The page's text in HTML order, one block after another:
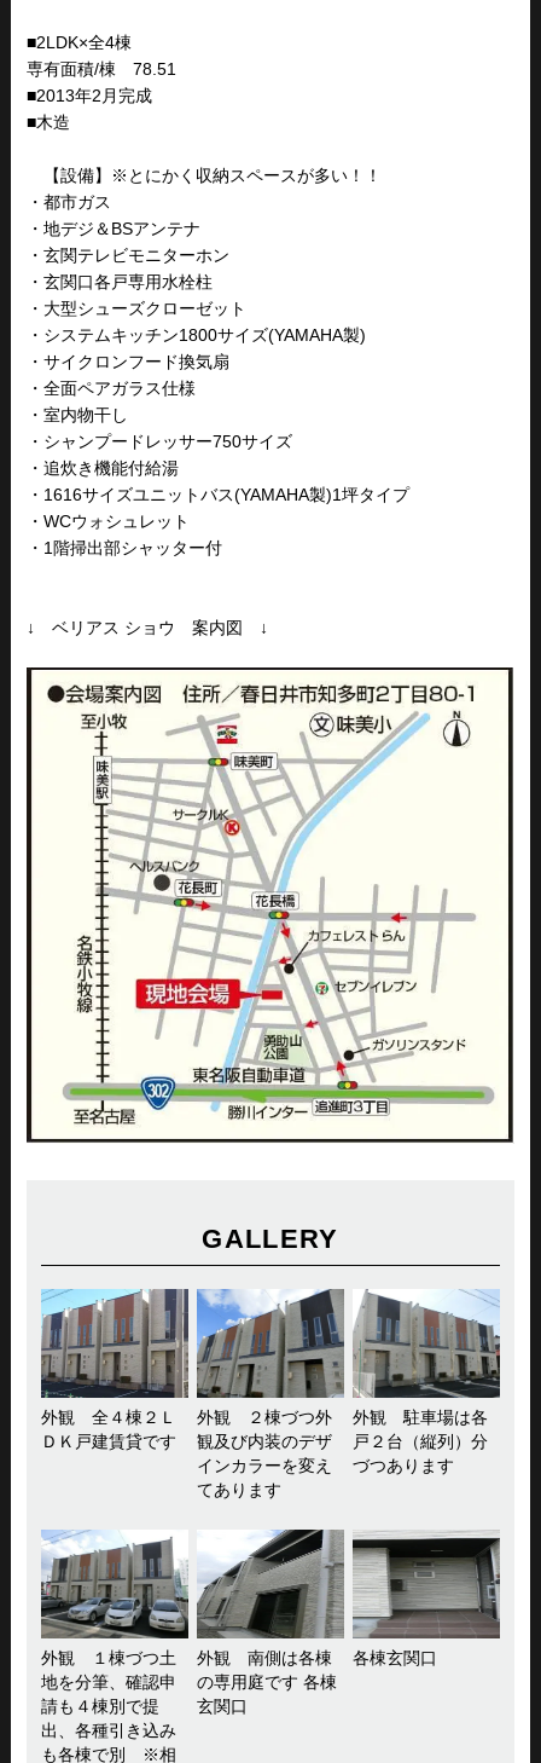
■2LDK×全4棟
専有面積/棟 78.51
■2013年2月完成
■木造
【設備】※とにかく収納スペースが多い！！
・都市ガス
・地デジ＆BSアンテナ
・玄関テレビモニターホン
・玄関口各戸専用水栓柱
・大型シューズクローゼット
・システムキッチン1800サイズ(YAMAHA製)
・サイクロンフード換気扇
・全面ペアガラス仕様
・室内物干し
・シャンプードレッサー750サイズ
・追炊き機能付給湯
・1616サイズユニットバス(YAMAHA製)1坪タイプ
・WCウォシュレット
・1階掃出部シャッター付
↓ ベリアス ショウ 案内図 ↓
GALLERY
外観 全４棟２Ｌ
ＤＫ戸建賃貸です
外観 ２棟づつ外
観及び内装のデザ
インカラーを変え
てあります
外観 駐車場は各
戸２台（縦列）分
づつあります
外観 １棟づつ土
地を分筆、確認申
請も４棟別で提
出、各種引き込み
も各棟で別 ※相
外観 南側は各棟
の専用庭です 各棟
玄関口
各棟玄関口